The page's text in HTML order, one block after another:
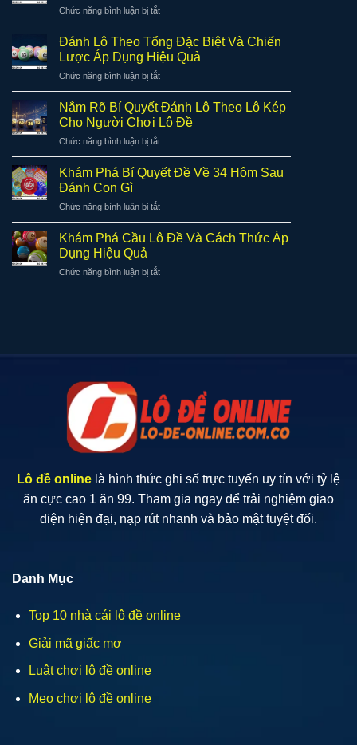
Hiệu
Quả
Gì
Và
Cách
Áp
Dụng
Hiệu
Quả
Trong
Lô
Chức năng bình luận bị tắtở
Đánh
Lô
Theo
Bạc
Nhớ
Chi
Và
Hiệu
Quả
Đánh Lô Theo Tổng Đặc Biệt Và Chiến
Lược Áp Dụng Hiệu Quả
Chức năng bình luận bị tắtở
Lô
Theo
Tổng
Đặc
Biệt
Và
Áp
Dụng
Hiệu
Nắm Rõ Bí Quyết Đánh Lô Theo Lô Kép
Cho Người Chơi Lô Đề
Chức năng bình luận bị tắtở
Rõ
Đánh
Lô
Theo
Cho
Khám Phá Bí Quyết Đề Về 34 Hôm Sau
Đánh Con Gì
Chức năng bình luận bị tắtở
Phá
Đề
Khám Phá Cầu Lô Đề Và Cách Thức Áp
Dụng Hiệu Quả
Chức năng bình luận bị tắtở
Áp
Dụng
Hiệu
Quả
Lô đề online là hình thức ghi số trực tuyến uy tín với tỷ lệ
ăn cực cao 1 ăn 99. Tham gia ngay để trải nghiệm giao
diện hiện đại, nạp rút nhanh và bảo mật tuyệt đối.
Danh Mục
Top 10 nhà cái lô đề online
Giải mã giấc mơ
Luật chơi lô đề online
Mẹo chơi lô đề online